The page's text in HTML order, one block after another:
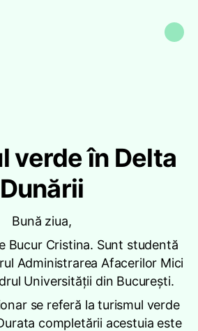
verde în Delta
Dunării
Bună ziua,
Bucur Cristina. Sunt studentă
Administrarea Afacerilor Mici
Universității din București.
se referă la turismul verde
completării acestuia este